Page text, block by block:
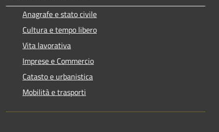
Anagrafe e stato civile
Cultura e tempo libero
Vita lavorativa
Imprese e Commercio
Catasto e urbanistica
Mobilità e trasporti